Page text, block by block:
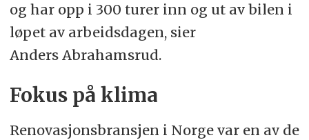
og har opp i 300 turer inn og ut av bilen i
løpet av arbeidsdagen, sier
Anders Abrahamsrud.
Fokus på klima
Renovasjonsbransjen i Norge var en av de